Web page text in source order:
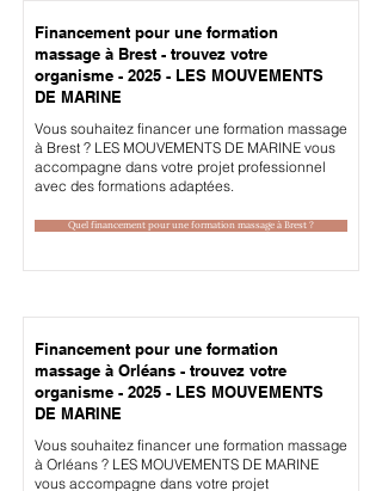
Financement pour une formation
massage à Brest - trouvez votre
organisme - 2025 - LES MOUVEMENTS
DE MARINE
Vous souhaitez financer une formation massage
à Brest ? LES MOUVEMENTS DE MARINE vous
accompagne dans votre projet professionnel
avec des formations adaptées.
Quel financement pour une formation massage à Brest ?
Financement pour une formation
massage à Orléans - trouvez votre
organisme - 2025 - LES MOUVEMENTS
DE MARINE
Vous souhaitez financer une formation massage
à Orléans ? LES MOUVEMENTS DE MARINE
vous accompagne dans votre projet